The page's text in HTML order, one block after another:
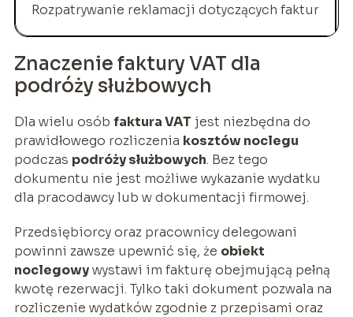
Rozpatrywanie reklamacji dotyczących faktur
Znaczenie faktury VAT dla
podróży służbowych
Dla wielu osób faktura VAT jest niezbędna do
prawidłowego rozliczenia kosztów noclegu
podczas podróży służbowych. Bez tego
dokumentu nie jest możliwe wykazanie wydatku
dla pracodawcy lub w dokumentacji firmowej.
Przedsiębiorcy oraz pracownicy delegowani
powinni zawsze upewnić się, że obiekt
noclegowywystawi im fakturę obejmującą pełną
kwotę rezerwacji. Tylko taki dokument pozwala na
rozliczenie wydatków zgodnie z przepisami oraz